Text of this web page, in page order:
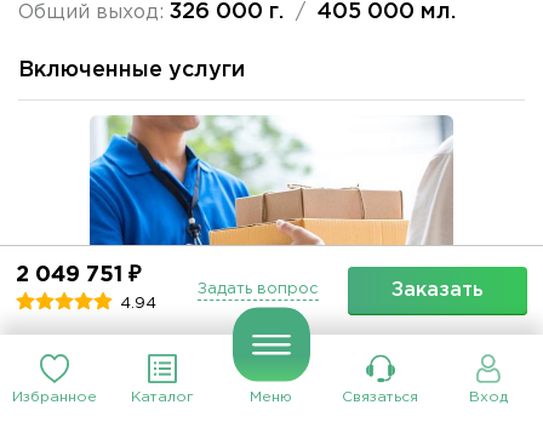
Избранное Каталог Меню Связаться Вход
Общий выход: 326 000 г. / 405 000 мл.
Включенные услуги
2 049 751 ₽
4.94
Заказать
Задать вопрос